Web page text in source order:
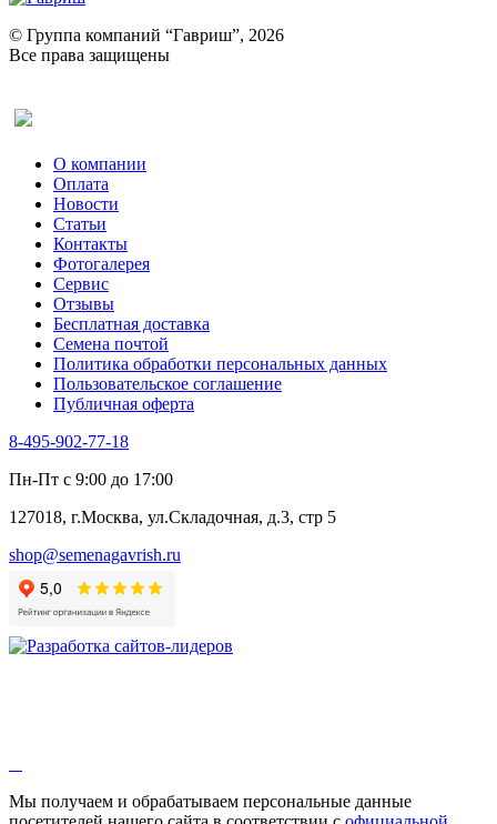
Ревень
Рукола
Рута
Тмин
Трава для чая
Туласи
Укроп
Фенхель пряный
Хризантема овощная
Цикорий пряный
Цикорий салатный (Витлуф)
Черемша
Шпинат
Щавель
Эндивий
Эстрагон
Алтей
Бессмертник
Валериана
Валерианелла
Гибискус лекарственный
Девясил
Душица
Змееголовник
Мыльнянка
© Группа компаний “Гавриш”, 2026
Все права защищены
О компании
Оплата
Новости
Статьи
Контакты
Фотогалерея​
Сервис
Отзывы
Бесплатная доставка
Семена почтой
Политика обработки персональных данных
Пользовательское соглашение
Публичная оферта
8-495-902-77-18
Пн-Пт с 9:00 до 17:00
127018, г.Москва, ул.Складочная, д.3, стр 5
shop@semenagavrish.ru
Мы получаем и обрабатываем персональные данные